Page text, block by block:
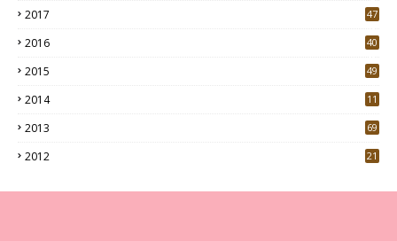
2017
47
2016
40
2015
49
2014 11
2013 69
2012 21